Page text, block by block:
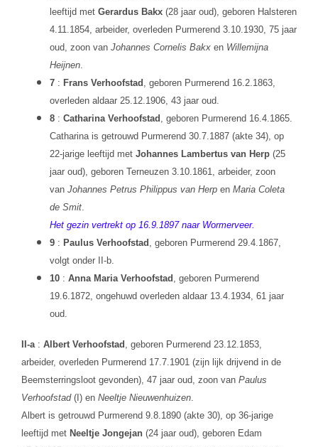
leeftijd met Gerardus Bakx(28 jaar oud), geboren Halsteren
4.11.1854, arbeider, overleden Purmerend 3.10.1930, 75 jaar
oud, zoon van Johannes Cornelis Bakxen Willemijna
Heijnen.
7 : Frans Verhoofstad
, geboren Purmerend 16.2.1863,
overleden aldaar 25.12.1906, 43 jaar oud.
8 : Catharina Verhoofstad
, geboren Purmerend 16.4.1865.
Catharina is getrouwd Purmerend 30.7.1887 (akte 34), op
22-jarige leeftijd met Johannes Lambertus van Herp(25
jaar oud), geboren Terneuzen 3.10.1861, arbeider, zoon
van Johannes Petrus Philippus van Herpen Maria Coleta
de Smit.
Het gezin vertrekt op 16.9.1897 naar Wormerveer.
9 : Paulus Verhoofstad
, geboren Purmerend 29.4.1867,
volgt onder II-b.
10 : Anna Maria Verhoofstad
, geboren Purmerend
19.6.1872, ongehuwd overleden aldaar 13.4.1934, 61 jaar
oud.
II-a : Albert Verhoofstad
, geboren Purmerend 23.12.1853,
arbeider, overleden Purmerend 17.7.1901 (zijn lijk drijvend in de
Beemsterringsloot gevonden), 47 jaar oud, zoon van Paulus
Verhoofstad(I) en Neeltje Nieuwenhuizen.
Albert is getrouwd Purmerend 9.8.1890 (akte 30), op 36-jarige
leeftijd met Neeltje Jongejan(24 jaar oud), geboren Edam